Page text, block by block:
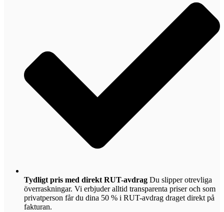
Tydligt pris med direkt RUT-avdrag Du slipper otrevliga
överraskningar. Vi erbjuder alltid transparenta priser och som
privatperson får du dina 50 % i RUT-avdrag draget direkt på
fakturan.